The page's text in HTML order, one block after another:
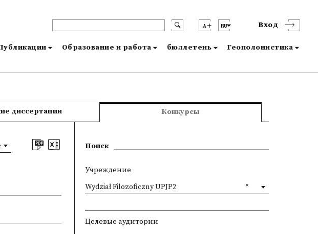
A RU Вход
Образование и работа бюллетень Геополонистика
диссертации Конкурсы
Поиск
Учреждение
Wydział Filozoficzny UPJP2
Целевые аудитории